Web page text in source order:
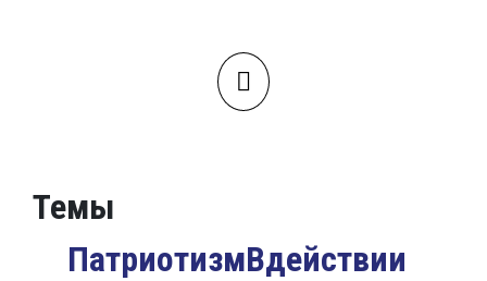
Темы
ПатриотизмВдействии